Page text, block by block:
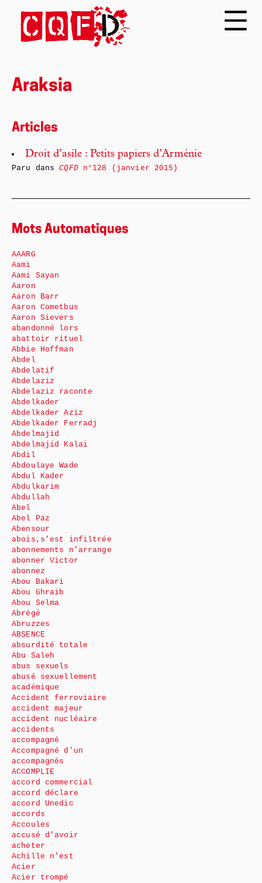
Araksia
Articles
Droit d’asile : Petits papiers d’Arménie
Paru dansCQFDn°128 (janvier 2015)
Mots Automatiques
AAARG
Aami
Aami Sayan
Aaron
Aaron Barr
Aaron Cometbus
Aaron Sievers
abandonné lors
abattoir rituel
Abbie Hoffman
Abdel
Abdelatif
Abdelaziz
Abdelaziz raconte
Abdelkader
Abdelkader Aziz
Abdelkader Ferradj
Abdelmajid
Abdelmajid Kalai
Abdil
Abdoulaye Wade
Abdul Kader
Abdulkarim
Abdullah
Abel
Abel Paz
Abensour
abois,s’est infiltrée
abonnements n’arrange
abonner Victor
abonnez
Abou Bakari
Abou Ghraib
Abou Selma
Abrégé
Abruzzes
ABSENCE
absurdité totale
Abu Saleh
abus sexuels
abusé sexuellement
académique
Accident ferroviaire
accident majeur
accident nucléaire
accidents
accompagné
Accompagné d’un
accompagnés
ACCOMPLIE
accord commercial
accord déclare
accord Unedic
accords
Accoules
accusé d’avoir
acheter
Achille n’est
Acier
Acier trompé